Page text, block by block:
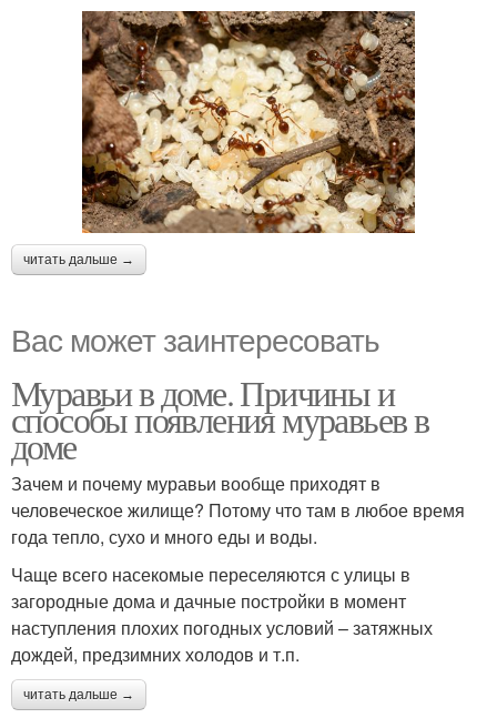
читать дальше →
Вас может заинтересовать
Муравьи в доме. Причины и
способы появления муравьев в
доме
Зачем и почему муравьи вообще приходят в
человеческое жилище? Потому что там в любое время
года тепло, сухо и много еды и воды.
Чаще всего насекомые переселяются с улицы в
загородные дома и дачные постройки в момент
наступления плохих погодных условий – затяжных
дождей, предзимних холодов и т.п.
читать дальше →